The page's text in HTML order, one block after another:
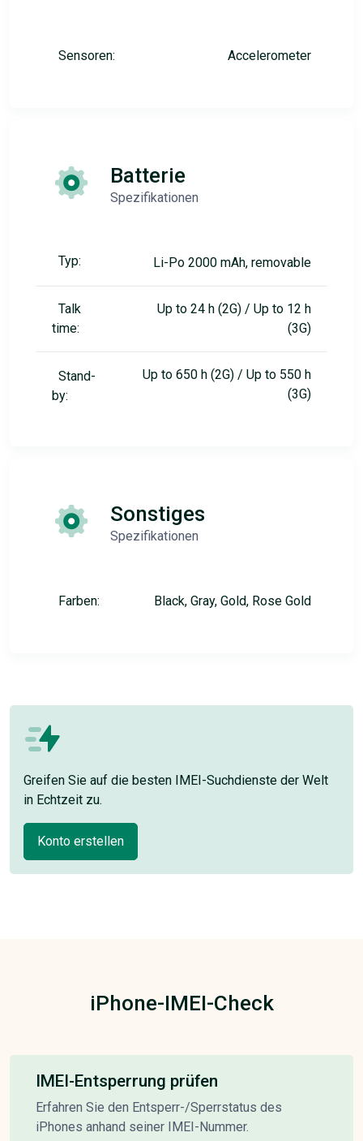
Sensoren: Accelerometer
Batterie
Spezifikationen
Typ: Li-Po 2000 mAh, removable
Talk
time:
Up to 24 h (2G) / Up to 12 h
(3G)
Stand-
by:
Up to 650 h (2G) / Up to 550 h
(3G)
Sonstiges
Spezifikationen
Farben: Black, Gray, Gold, Rose Gold
Greifen Sie auf die besten IMEI-Suchdienste der Welt
in Echtzeit zu.
Konto erstellen
iPhone-IMEI-Check
IMEI-Entsperrung prüfen
Erfahren Sie den Entsperr-/Sperrstatus des
iPhones anhand seiner IMEI-Nummer.